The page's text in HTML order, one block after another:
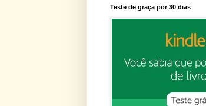
Teste de graça por 30 dias